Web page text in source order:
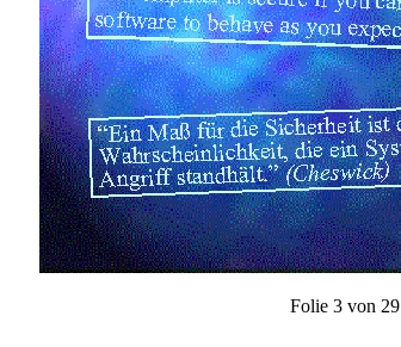
Folie 3 von 29